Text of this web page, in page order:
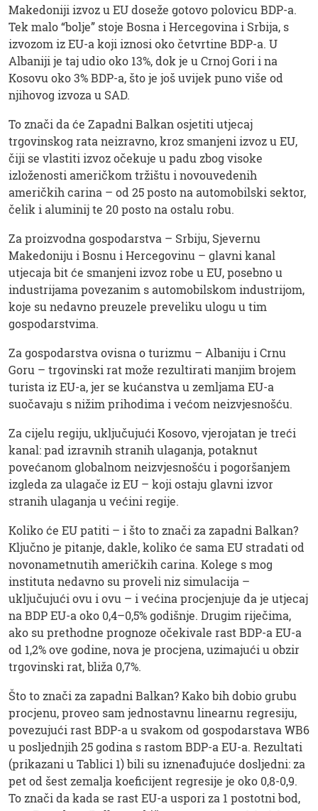
Makedoniji izvoz u EU doseže gotovo polovicu BDP-a.
Tek malo “bolje” stoje Bosna i Hercegovina i Srbija, s
izvozom iz EU-a koji iznosi oko četvrtine BDP-a. U
Albaniji je taj udio oko 13%, dok je u Crnoj Gori i na
Kosovu oko 3% BDP-a, što je još uvijek puno više od
njihovog izvoza u SAD.
To znači da će Zapadni Balkan osjetiti utjecaj
trgovinskog rata neizravno, kroz smanjeni izvoz u EU,
čiji se vlastiti izvoz očekuje u padu zbog visoke
izloženosti američkom tržištu i novouvedenih
američkih carina – od 25 posto na automobilski sektor,
čelik i aluminij te 20 posto na ostalu robu.
Za proizvodna gospodarstva – Srbiju, Sjevernu
Makedoniju i Bosnu i Hercegovinu – glavni kanal
utjecaja bit će smanjeni izvoz robe u EU, posebno u
industrijama povezanim s automobilskom industrijom,
koje su nedavno preuzele preveliku ulogu u tim
gospodarstvima.
Za gospodarstva ovisna o turizmu – Albaniju i Crnu
Goru – trgovinski rat može rezultirati manjim brojem
turista iz EU-a, jer se kućanstva u zemljama EU-a
suočavaju s nižim prihodima i većom neizvjesnošću.
Za cijelu regiju, uključujući Kosovo, vjerojatan je treći
kanal: pad izravnih stranih ulaganja, potaknut
povećanom globalnom neizvjesnošću i pogoršanjem
izgleda za ulagače iz EU – koji ostaju glavni izvor
stranih ulaganja u većini regije.
Koliko će EU patiti – i što to znači za zapadni Balkan?
Ključno je pitanje, dakle, koliko će sama EU stradati od
novonametnutih američkih carina. Kolege s mog
instituta nedavno su proveli niz simulacija –
uključujući ovu i ovu – i većina procjenjuje da je utjecaj
na BDP EU-a oko 0,4–0,5% godišnje. Drugim riječima,
ako su prethodne prognoze očekivale rast BDP-a EU-a
od 1,2% ove godine, nova je procjena, uzimajući u obzir
trgovinski rat, bliža 0,7%.
Što to znači za zapadni Balkan? Kako bih dobio grubu
procjenu, proveo sam jednostavnu linearnu regresiju,
povezujući rast BDP-a u svakom od gospodarstava WB6
u posljednjih 25 godina s rastom BDP-a EU-a. Rezultati
(prikazani u Tablici 1) bili su iznenađujuće dosljedni: za
pet od šest zemalja koeficijent regresije je oko 0,8-0,9.
To znači da kada se rast EU-a uspori za 1 postotni bod,